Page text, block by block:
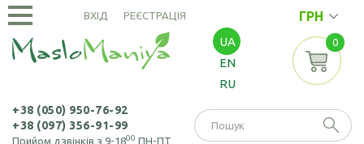
ВХІД РЕЄСТРАЦІЯ ГРН
UA
EN
RU
+38 (050) 950-76-92
+38 (097) 356-91-99
Прийом дзвінків з 9-1800 ПН-ПТ
0
ОЛІЇ
ХОЛОДНОГО
Амарантова олія
Арахісова олія
ОЛІЇ
ЕКСТРАКЦІЙНІ